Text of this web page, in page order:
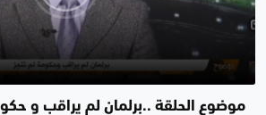
موضوع الحلقة ..برلمان لم يراقب و